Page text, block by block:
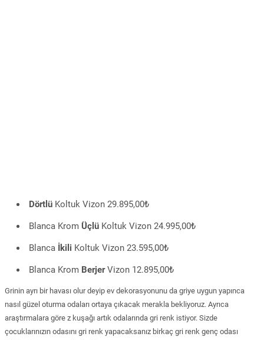
Dörtlü Koltuk Vizon 29.895,00₺
Blanca Krom Üçlü Koltuk Vizon 24.995,00₺
Blanca İkili Koltuk Vizon 23.595,00₺
Blanca Krom BerjerVizon 12.895,00₺
Grinin ayrı bir havası olur deyip ev dekorasyonunu da griye uygun yapınca
nasıl güzel oturma odaları ortaya çıkacak merakla bekliyoruz. Ayrıca
araştırmalara göre z kuşağı artık odalarında gri renk istiyor. Sizde
çocuklarınızın odasını gri renk yapacaksanız birkaç gri renk genç odası